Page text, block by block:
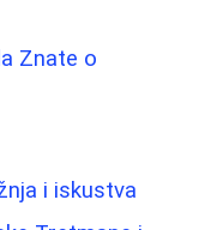
Znate o
i iskustva